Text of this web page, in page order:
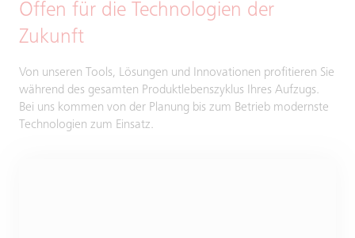
Offen für die Technologien der
Zukunft
Von unseren Tools, Lösungen und Innovationen profitieren Sie
während des gesamten Produktlebenszyklus Ihres Aufzugs.
Bei uns kommen von der Planung bis zum Betrieb modernste
Technologien zum Einsatz.